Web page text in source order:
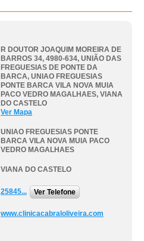
R DOUTOR JOAQUIM MOREIRA DE
BARROS 34, 4980-634, UNIÃO DAS
FREGUESIAS DE PONTE DA
BARCA, UNIAO FREGUESIAS
PONTE BARCA VILA NOVA MUIA
PACO VEDRO MAGALHAES, VIANA
DO CASTELO
Ver Mapa
UNIAO FREGUESIAS PONTE
BARCA VILA NOVA MUIA PACO
VEDRO MAGALHAES
VIANA DO CASTELO
25845... Ver Telefone
www.clinicacabraloliveira.com